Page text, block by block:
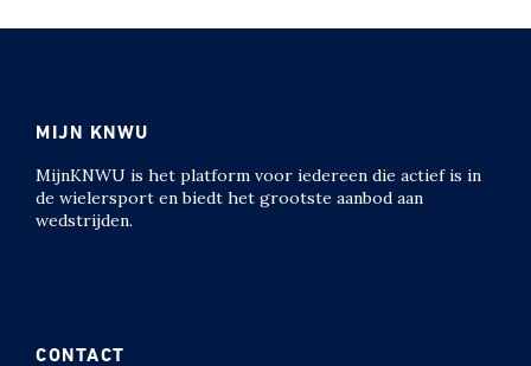
CONTACT
MIJN KNWU
MijnKNWU is het platform voor iedereen die actief is in
de wielersport en biedt het grootste aanbod aan
wedstrijden.